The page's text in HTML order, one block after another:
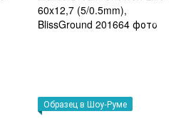
Образец в Шоу-Руме